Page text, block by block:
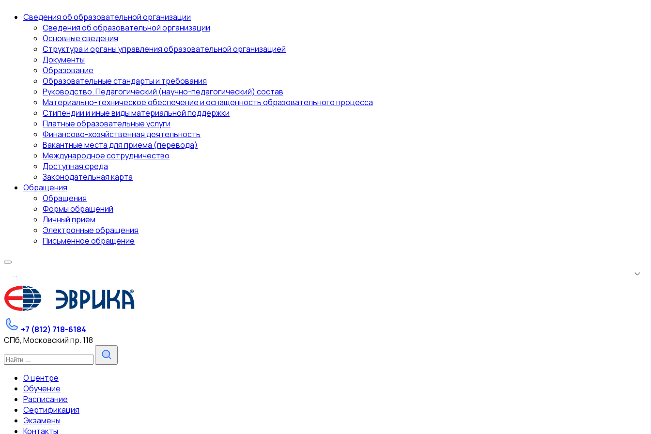
Сведения об образовательной организации
Сведения об образовательной организации
Основные сведения
Структура и органы управления образовательной организацией
Документы
Образование
Образовательные стандарты и требования
Руководство. Педагогический (научно-педагогический) состав
Материально-техническое обеспечение и оснащенность образовательного процесса
Стипендии и иные виды материальной поддержки
Платные образовательные услуги
Финансово-хозяйственная деятельность
Вакантные места для приема (перевода)
Международное сотрудничество
Доступная среда
Законодательная карта
Обращения
Обращения
Формы обращений
Личный прием
Электронные обращения
Письменное обращение
...
+7 (812) 718-6184
СПб, Московский пр. 118
О центре
Обучение
Расписание
Сертификация
Экзамены
Контакты